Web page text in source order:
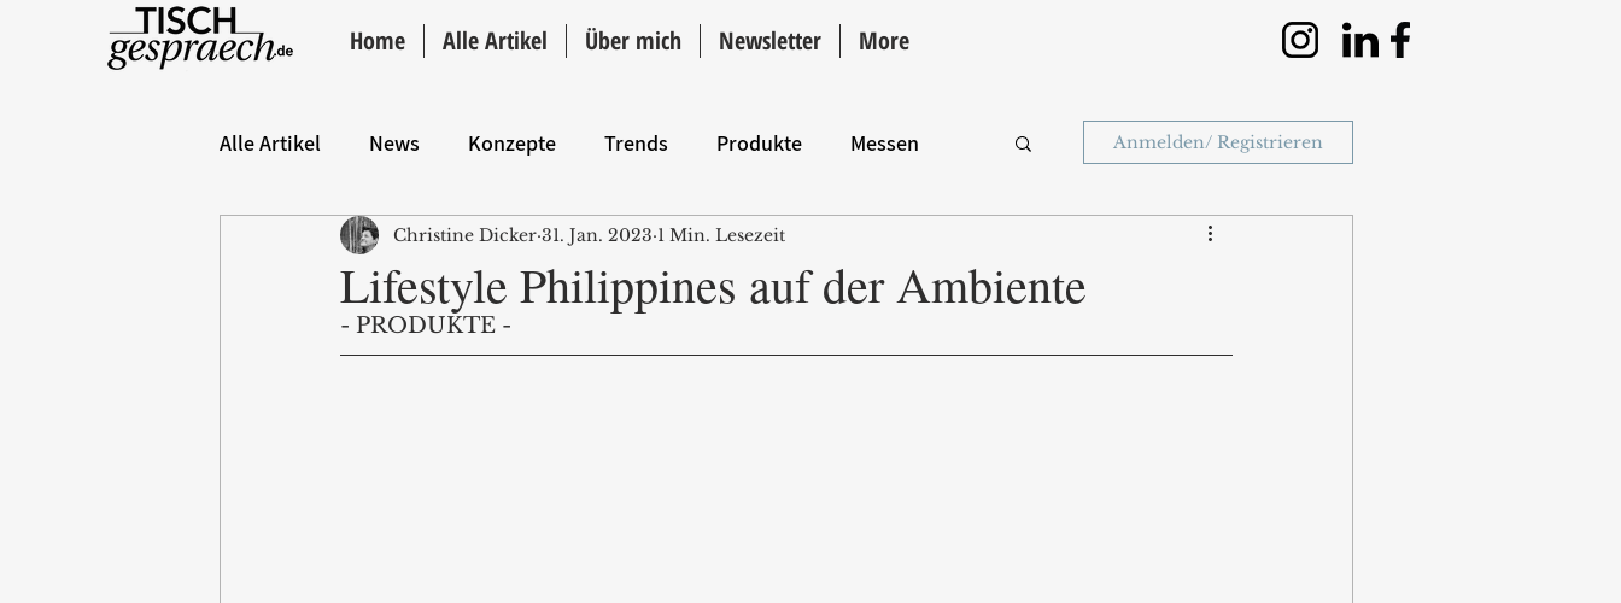
Home Alle Artikel Über mich Newsletter More
Alle Artikel News Konzepte Trends Produkte Messen
Hintergrund ANZEIGE Intro
Anmelden/ Registrieren
Lifestyle Philippines auf der Ambiente
Christine Dicker 31. Jan. 2023 1 Min. Lesezeit
- PRODUKTE -